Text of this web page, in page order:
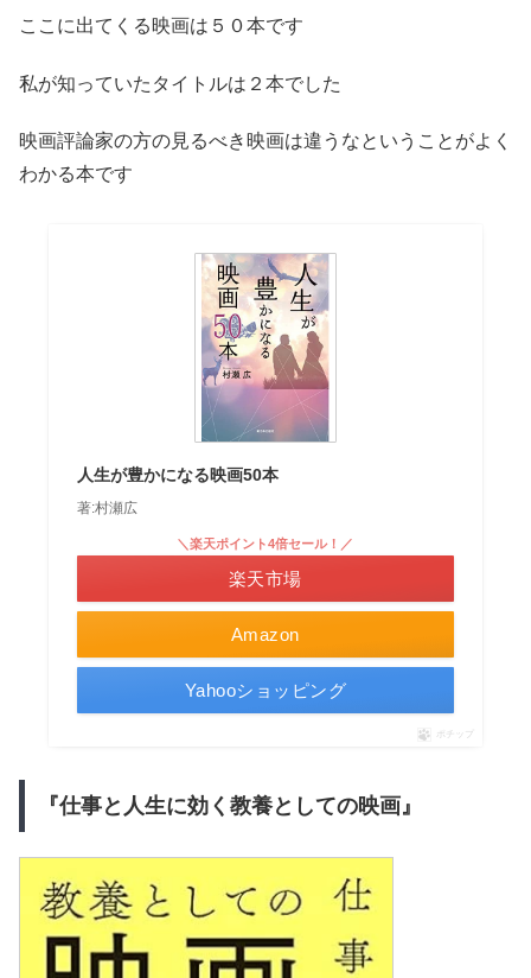
ここに出てくる映画は５０本です
私が知っていたタイトルは２本でした
映画評論家の方の見るべき映画は違うなということがよく
わかる本です
人生が豊かになる映画50本
著:村瀬広
Amazon
＼楽天ポイント4倍セール！／
楽天市場
Yahooショッピング
ポチップ
『仕事と人生に効く教養としての映画』